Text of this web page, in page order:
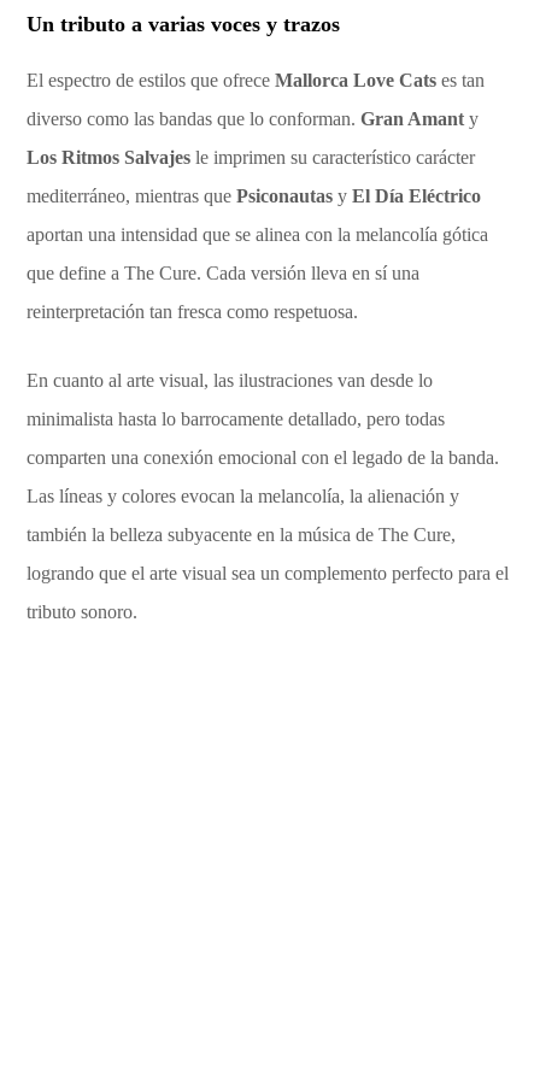
Un tributo a varias voces y trazos
El espectro de estilos que ofreceMallorca Love Cats es tan
diverso como las bandas que lo conforman.Gran Amant y
Los Ritmos Salvajes le imprimen su característico carácter
mediterráneo, mientras quePsiconautasyEl Día Eléctrico
aportan una intensidad que se alinea con la melancolía gótica
que define a The Cure. Cada versión lleva en sí una
reinterpretación tan fresca como respetuosa.
En cuanto al arte visual, las ilustraciones van desde lo
minimalista hasta lo barrocamente detallado, pero todas
comparten una conexión emocional con el legado de la banda.
Las líneas y colores evocan la melancolía, la alienación y
también la belleza subyacente en la música de The Cure,
logrando que el arte visual sea un complemento perfecto para el
tributo sonoro.